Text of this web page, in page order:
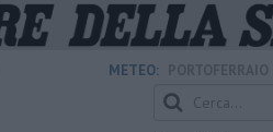
METEO: